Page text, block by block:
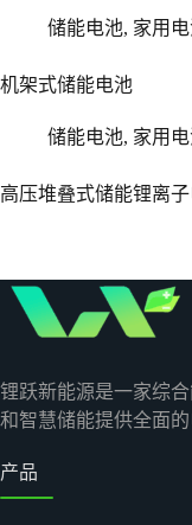
储能电池, 家用
机架式储能电池
储能电池, 家用
高压堆叠式储能锂离
锂跃新能源是一家综
和智慧储能提供全面的
产品